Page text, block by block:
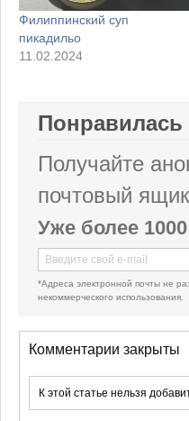
Филиппинский суп
пикадильо
11.02.2024
Понравилась
Получайте
почтовый
Уже более
*Адреса электронной почты не
некоммерческого использования.
Комментарии закрыты
К этой статье нельзя